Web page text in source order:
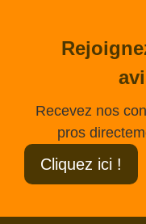
Recevez nos
pros
Cliquez ici !